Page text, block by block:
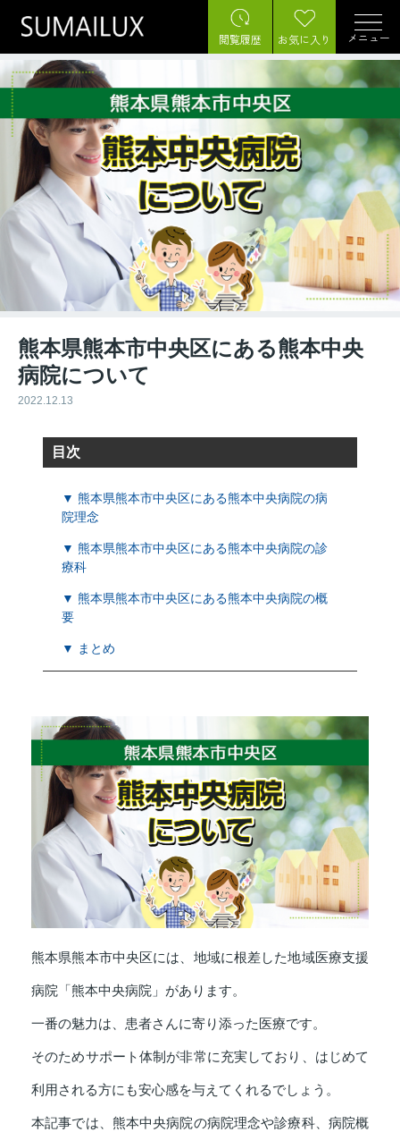
閲覧履歴 お気に入り メニュー
熊本県熊本市中央区にある熊本中央
病院について
2022.12.13
目次
▼ 熊本県熊本市中央区にある熊本中央病院の病
院理念
▼ 熊本県熊本市中央区にある熊本中央病院の診
療科
▼ 熊本県熊本市中央区にある熊本中央病院の概
要
▼ まとめ
熊本県熊本市中央区には、地域に根差した地域医療支援
病院「熊本中央病院」があります。
一番の魅力は、患者さんに寄り添った医療です。
そのためサポート体制が非常に充実しており、はじめて
利用される方にも安心感を与えてくれるでしょう。
本記事では、熊本中央病院の病院理念や診療科、病院概